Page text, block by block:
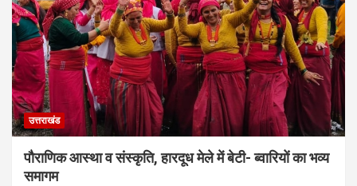
उत्तराखंड
पौराणिक आस्था व संस्कृति, हारदूध मेले में बेटी- ब्वारियों का भव्य
समागम